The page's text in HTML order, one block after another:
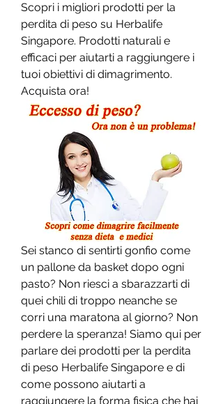
Scopri i migliori prodotti per la
perdita di peso su Herbalife
Singapore. Prodotti naturali e
efficaci per aiutarti a raggiungere i
tuoi obiettivi di dimagrimento.
Acquista ora!
Sei stanco di sentirti gonfio come
un pallone da basket dopo ogni
pasto? Non riesci a sbarazzarti di
quei chili di troppo neanche se
corri una maratona al giorno? Non
perdere la speranza! Siamo qui per
parlare dei prodotti per la perdita
di peso Herbalife Singapore e di
come possono aiutarti a
raggiungere la forma fisica che hai